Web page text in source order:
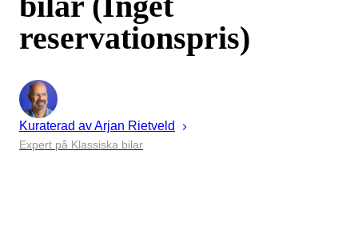
reservationspris)
Kuraterad avArjan Rietveld
Expert på Klassiska bilar